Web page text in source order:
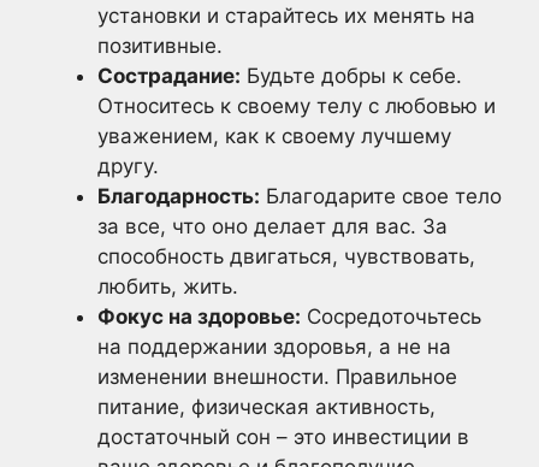
установки и старайтесь их менять на
позитивные.
Сострадание: Будьте добры к себе.
Относитесь к своему телу с любовью и
уважением, как к своему лучшему
другу.
Благодарность: Благодарите свое тело
за все, что оно делает для вас. За
способность двигаться, чувствовать,
любить, жить.
Фокус на здоровье: Сосредоточьтесь
на поддержании здоровья, а не на
изменении внешности. Правильное
питание, физическая активность,
достаточный сон – это инвестиции в